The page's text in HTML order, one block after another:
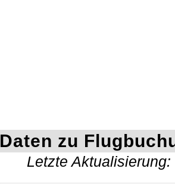
Daten zu
Letzte Aktualisierung: